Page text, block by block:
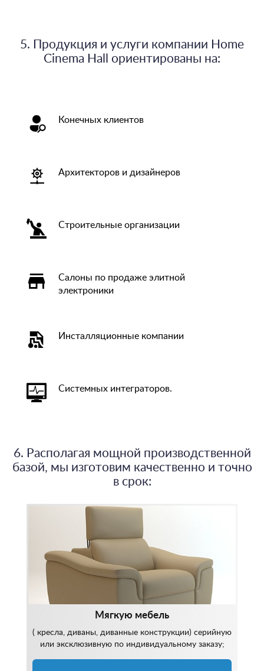
5. Продукция и услуги компании Home
Cinema Hall ориентированы на:
Конечных клиентов
Архитекторов и дизайнеров
Строительные организации
Салоны по продаже элитной
электроники
Инсталляционные компании
Системных интеграторов.
6. Располагая мощной производственной
базой, мы изготовим качественно и точно
в срок:
Мягкую мебель
( кресла, диваны, диванные конструкции) серийную
или эксклюзивную по индивидуальному заказу;